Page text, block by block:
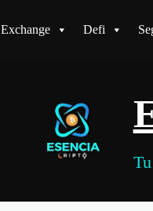
Exchange Defi